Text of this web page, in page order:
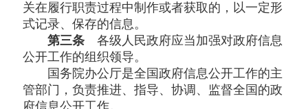
关在履行职责过程中制作或者获取的，以一定形
式记录、保存的信息。
第三条各级人民政府应当加强对政府信息
公开工作的组织领导。
国务院办公厅是全国政府信息公开工作的主
管部门，负责推进、指导、协调、监督全国的政
府信息公开工作。